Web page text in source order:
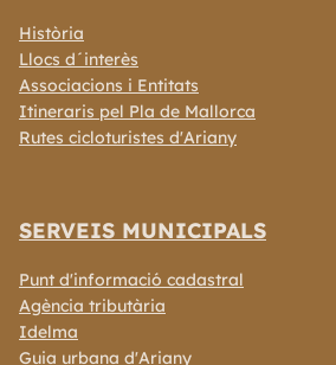
Història
Llocs d´interès
Associacions i Entitats
Itineraris pel Pla de Mallorca
Rutes cicloturistes d'Ariany
SERVEIS MUNICIPALS
Punt d'informació cadastral
Agència tributària
Idelma
Guia urbana d'Ariany